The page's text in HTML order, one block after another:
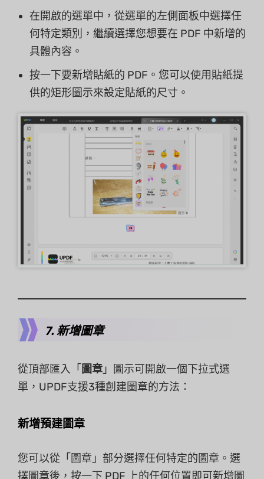
在開啟的選單中，從選單的左側面板中選擇任
何特定類別，繼續選擇您想要在 PDF 中新增的
具體內容。
按一下要新增貼紙的 PDF。您可以使用貼紙提
供的矩形圖示來設定貼紙的尺寸。
7. 新增圖章
從頂部匯入「圖章 」圖示可開啟一個下拉式選
單，UPDF支援3種創建圖章的方法：
新增預建圖章
您可以從「圖章」部分選擇任何特定的圖章。選
擇圖章後，按一下 PDF 上的任何位置即可新增圖